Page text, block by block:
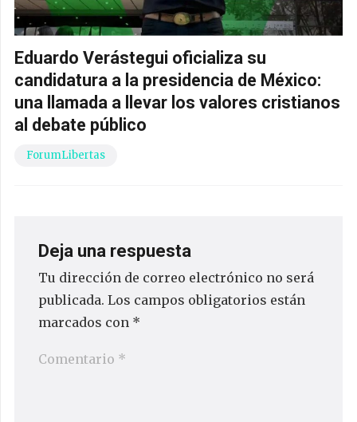
Eduardo Verástegui oficializa su
candidatura a la presidencia de México:
una llamada a llevar los valores cristianos
al debate público
ForumLibertas
Deja una respuesta
Tu dirección de correo electrónico no será
publicada. Los campos obligatorios están
marcados con *